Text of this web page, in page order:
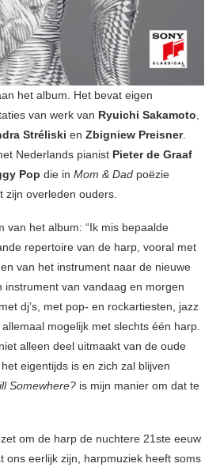
het album. Het bevat eigen
van werk van Ryuichi Sakamoto,
Stréliski en Zbigniew Preisner.
Nederlands pianist Pieter de Graaf
Pop die in Mom & Dad poëzie
zijn overleden ouders.
van het album: “Ik mis bepaalde
repertoire van de harp, vooral met
van het instrument naar de nieuwe
instrument van vandaag en morgen
dj’s, met pop- en rockartiesten, jazz
mogelijk met slechts één harp.
alleen deel uitmaakt van de oude
eigentijds is en zich zal blijven
Somewhere? is mijn manier om dat te
om de harp de nuchtere 21ste eeuw
ons eerlijk zijn, harpmuziek heeft soms